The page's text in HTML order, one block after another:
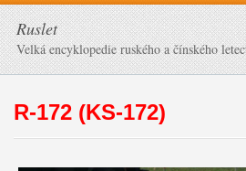
Ruslet
Velká encyklopedie ruského a čínského
R-172 (KS-172)